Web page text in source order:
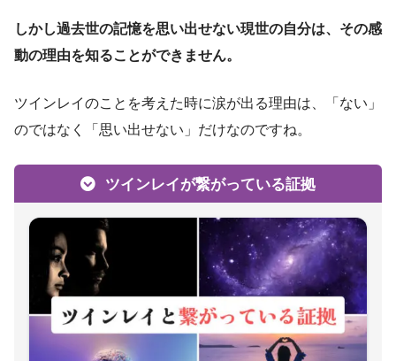
しかし過去世の記憶を思い出せない現世の自分は、その感
動の理由を知ることができません。
ツインレイのことを考えた時に涙が出る理由は、「ない」
のではなく「思い出せない」だけなのですね。
ツインレイが繋がっている証拠